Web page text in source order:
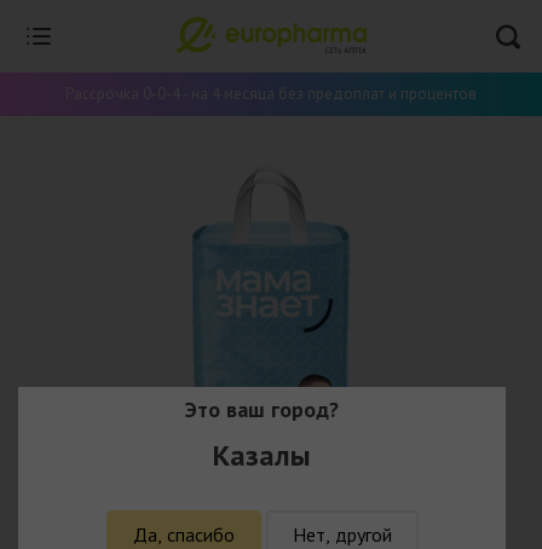
Рассрочка 0-0-4 - на 4 месяца без предоплат и процентов
Это ваш город?
Казалы
Да, спасибо Нет, другой